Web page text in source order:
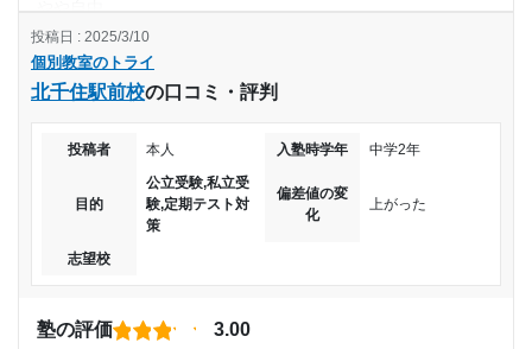
目的の達成理由
まだ大学受験が終わってないので。 なかなか思うよう
志望校と合格状況
第二志望校：
個別教室のトライ 千早駅前校の口コミをもっと見る
受講コース
通年
通塾頻度
週1日
1日あたりの授業時間
1時間～2時間未満
料金
具体的には忘れたが、パック料金とかで、だったが高いと思
う。高校に入り、再度通ったが、週一で３万ぐらいだったが
コース・カリキュラム
受験対策として英語と数学を先に強化していき、いつぐらい
から他の３教化をしていけばいいなど、具体的な授業の進め
楽しいと子供が言っていたため
個別教室のトライ
北千住駅前校の口コミ・評判
投稿日 : 2025/3/10
投稿者 本人 入塾時学年 中学2年
目的
公立受験,私立受
験,定期テスト対
策
偏差値の変
化
上がった
志望校
塾の評価 3.00